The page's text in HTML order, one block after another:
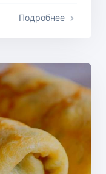
Подробнее